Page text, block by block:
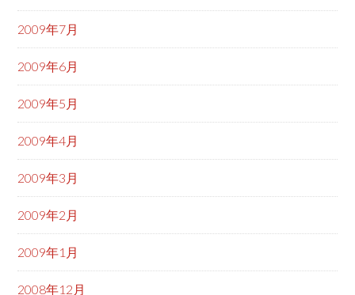
2009年7月
2009年6月
2009年5月
2009年4月
2009年3月
2009年2月
2009年1月
2008年12月